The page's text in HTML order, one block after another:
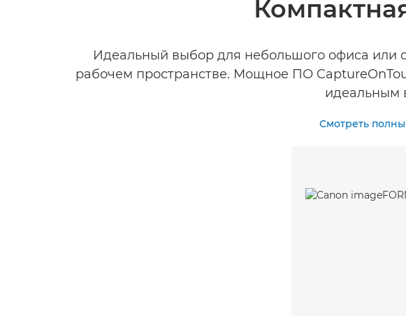
Идеальный выбор для небольшого офиса или
рабочем пространстве. Мощное ПО
идеальным
Смотреть